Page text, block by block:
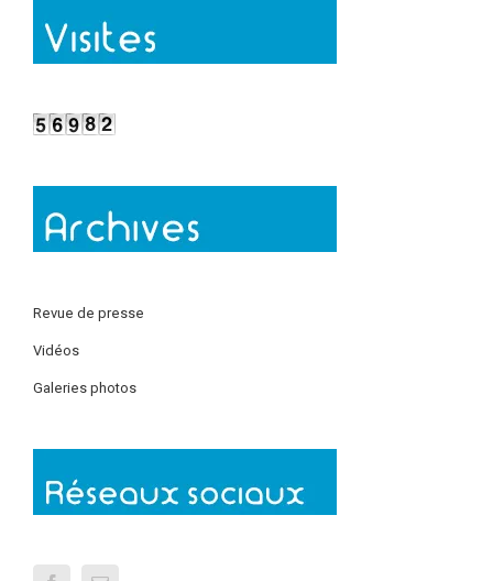
Revue de presse
Vidéos
Galeries photos